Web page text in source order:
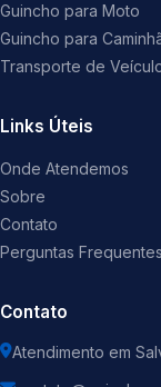
Guincho para Moto
Guincho para
Transporte de
Links Úteis
Onde Atendemos
Sobre
Contato
Perguntas Frequentes
Contato
Atendimento em